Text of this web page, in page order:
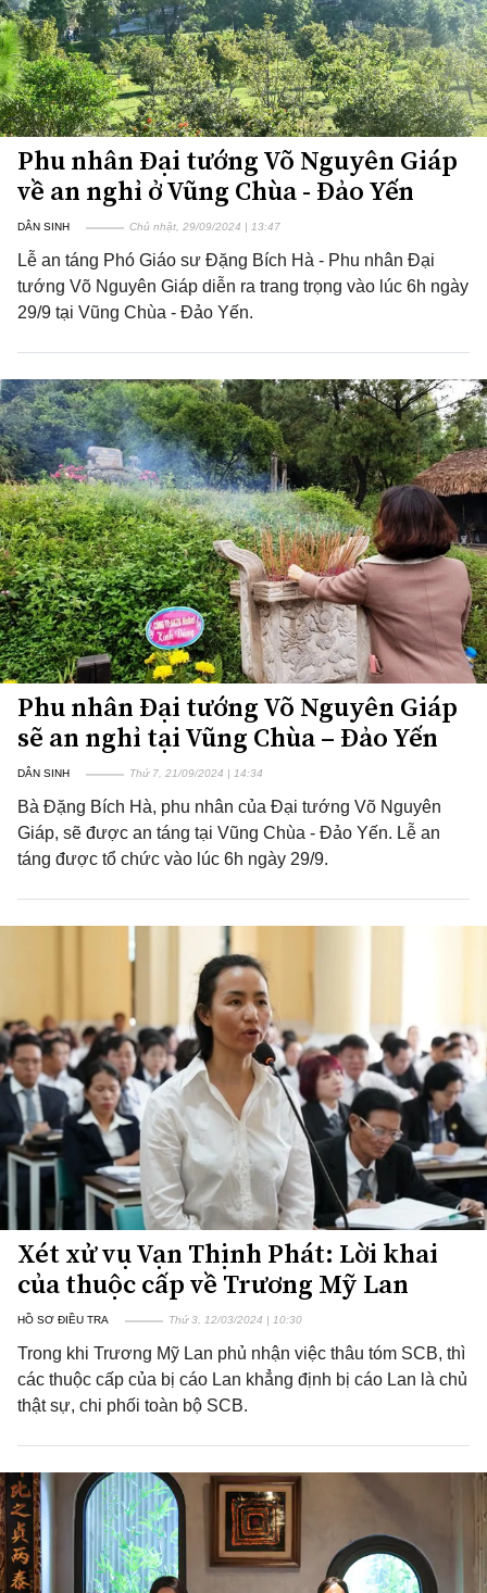
Phu nhân Đại tướng Võ Nguyên Giáp
về an nghỉ ở Vũng Chùa - Đảo Yến
DÂN SINH Chủ nhật, 29/09/2024 | 13:47
Lễ an táng Phó Giáo sư Đặng Bích Hà - Phu nhân Đại
tướng Võ Nguyên Giáp diễn ra trang trọng vào lúc 6h ngày
29/9 tại Vũng Chùa - Đảo Yến.
Phu nhân Đại tướng Võ Nguyên Giáp
sẽ an nghỉ tại Vũng Chùa – Đảo Yến
DÂN SINH Thứ 7, 21/09/2024 | 14:34
Bà Đặng Bích Hà, phu nhân của Đại tướng Võ Nguyên
Giáp, sẽ được an táng tại Vũng Chùa - Đảo Yến. Lễ an
táng được tổ chức vào lúc 6h ngày 29/9.
Xét xử vụ Vạn Thịnh Phát: Lời khai
của thuộc cấp về Trương Mỹ Lan
HỒ SƠ ĐIỀU TRA Thứ 3, 12/03/2024 | 10:30
Trong khi Trương Mỹ Lan phủ nhận việc thâu tóm SCB, thì
các thuộc cấp của bị cáo Lan khẳng định bị cáo Lan là chủ
thật sự, chi phối toàn bộ SCB.